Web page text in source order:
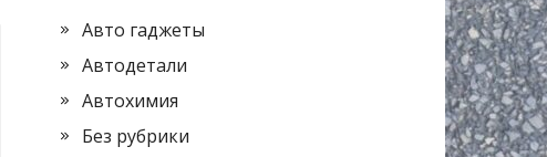
Авто гаджеты
Автодетали
Автохимия
Без рубрики